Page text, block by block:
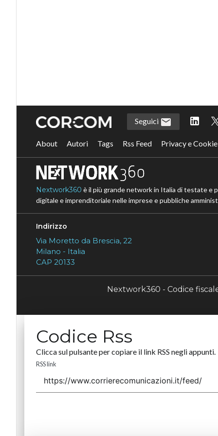
Seguici
About Autori Tags Rss Feed Privacy e
Nextwork360 è il più grande network in Italia di testate e
digitale e imprenditoriale nelle imprese e pubbliche
Indirizzo
Via Moretto da Brescia, 22
Milano - Italia
CAP 20133
Nextwork360 - Codice
Codice Rss
Clicca sul pulsante per copiare il link RSS negli appunti.
RSS link